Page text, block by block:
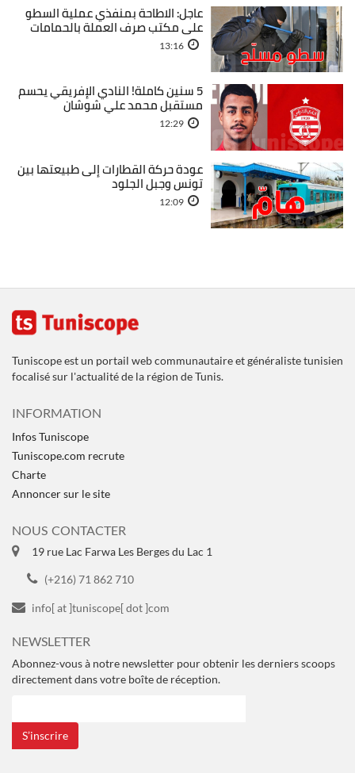
عاجل: الاطاحة بمنفذي عملية السطو
على مكتب صرف العملة بالحمامات
13:16
5 سنين كاملة! النادي الإفريقي يحسم
مستقبل محمد علي شوشان
12:29
عودة حركة القطارات إلى طبيعتها بين
تونس وجبل الجلود
12:09
Tuniscope est un portail web communautaire et généraliste tunisien
focalisé sur l'actualité de la région de Tunis.
INFORMATION
Infos Tuniscope
Tuniscope.com recrute
Charte
Annoncer sur le site
NOUS CONTACTER
19 rue Lac Farwa Les Berges du Lac 1
(+216) 71 862 710
info[ at ]tuniscope[ dot ]com
NEWSLETTER
Abonnez-vous à notre newsletter pour obtenir les derniers scoops
directement dans votre boîte de réception.
S’inscrire